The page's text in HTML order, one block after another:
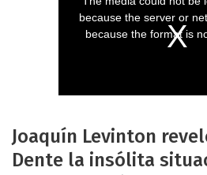
Joaquín Levinton
Dente la insólita